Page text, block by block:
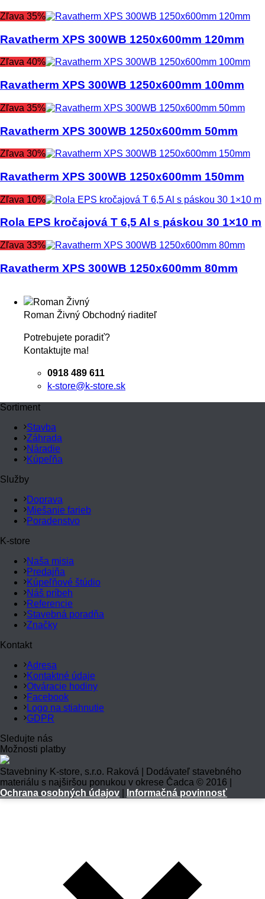
Zľava 35%
Ravatherm XPS 300WB 1250x600mm 120mm
Zľava 40%
Ravatherm XPS 300WB 1250x600mm 100mm
Zľava 35%
Ravatherm XPS 300WB 1250x600mm 50mm
Zľava 30%
Ravatherm XPS 300WB 1250x600mm 150mm
Zľava 10%
Rola EPS kročajová T 6,5 Al s páskou 30 1×10 m
Zľava 33%
Ravatherm XPS 300WB 1250x600mm 80mm
Roman Živný Obchodný riaditeľ
Potrebujete poradiť?
Kontaktujte ma!
0918 489 611
k-store@k-store.sk
Sortiment
Stavba
Záhrada
Náradie
Kúpeľňa
Služby
Doprava
Miešanie farieb
Poradenstvo
K-store
Naša misia
Predajňa
Kúpeľňové štúdio
Náš príbeh
Referencie
Stavebná poradňa
Značky
Kontakt
Adresa
Kontaktné údaje
Otváracie hodiny
Facebook
Logo na stiahnutie
GDPR
Sledujte nás
Možnosti platby
Stavebniny K-store, s.r.o. Raková | Dodávateľ stavebného
materiálu s najširšou ponukou v okrese Čadca © 2016 |
Ochrana osobných údajov
Informačná povinnosť